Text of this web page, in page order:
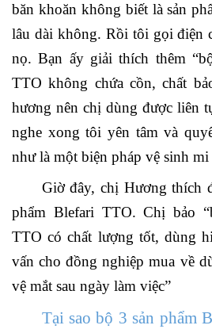
băn khoăn không biết là sản
lâu dài không. Rồi tôi gọi điện
nọ. Bạn ấy giải thích thêm
TTO không chứa cồn, chất
hương nên chị dùng được liên
nghe xong tôi yên tâm và
như là một biện pháp vệ sinh
Giờ đây, chị Hương thích
phẩm Blefari TTO. Chị bảo
TTO có chất lượng tốt, dùng
vấn cho đồng nghiệp mua về
vệ mắt sau ngày làm việc”
Tại sao bộ 3 sản phẩm